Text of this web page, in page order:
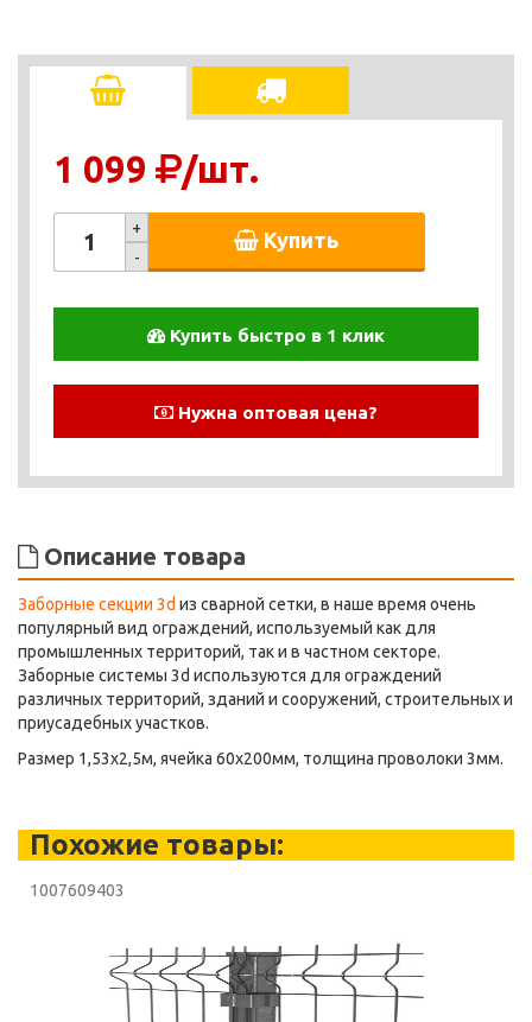
1 099 /шт.
+
-
Купить
Купить быстро в 1 клик
Нужна оптовая цена?
Описание товара
Заборные секции 3d из сварной сетки, в наше время очень
популярный вид ограждений, используемый как для
промышленных территорий, так и в частном секторе.
Заборные системы 3d используются для ограждений
различных территорий, зданий и сооружений, строительных и
приусадебных участков.
Размер 1,53х2,5м, ячейка 60х200мм, толщина проволоки 3мм.
Похожие товары:
1007609403